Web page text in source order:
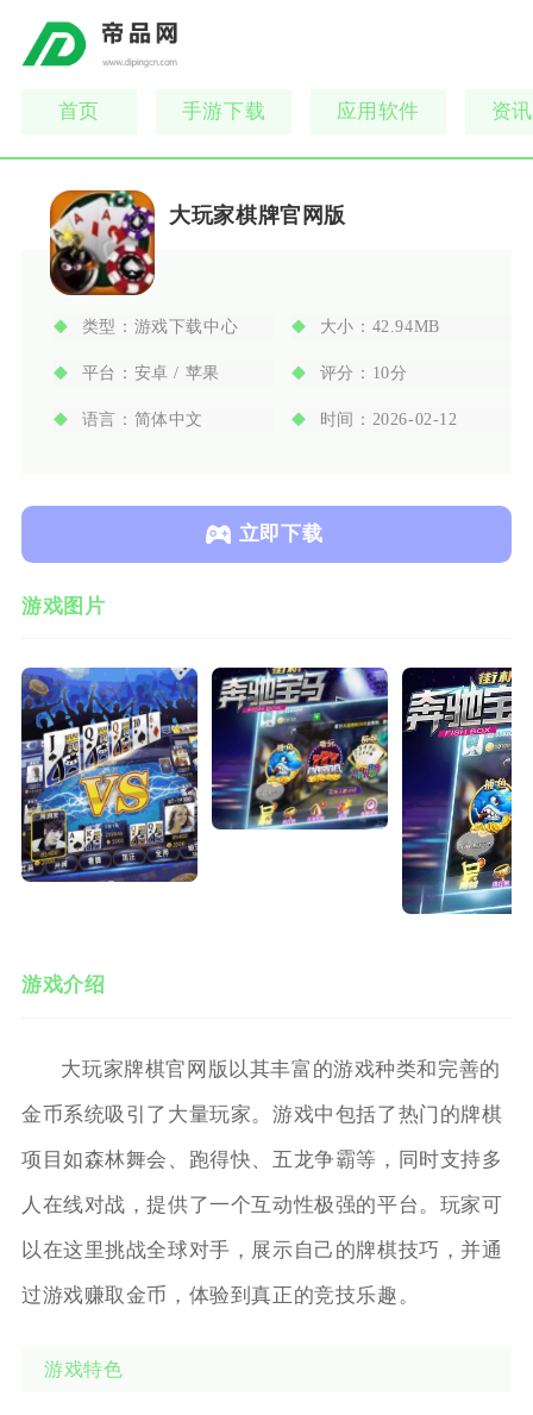
首页 手游下载 应用软件 资
大玩家棋牌官网版
类型： 游戏下载中心 大小： 42.94MB
平台： 安卓 / 苹果 评分： 10分
语言： 简体中文 时间： 2026-02-12
立即下载
游戏图片
游戏介绍
大玩家牌棋官网版以其丰富的游戏种类和完善的
金币系统吸引了大量玩家。游戏中包括了热门的牌棋
项目如森林舞会、跑得快、五龙争霸等，同时支持多
人在线对战，提供了一个互动性极强的平台。玩家可
以在这里挑战全球对手，展示自己的牌棋技巧，并通
过游戏赚取金币，体验到真正的竞技乐趣。
游戏特色